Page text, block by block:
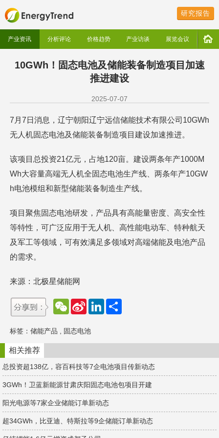
研究报告
产业资讯 分析评论 价格趋势 产业访谈 展览会议
10GWh！固态电池及储能装备制造项目加速
推进建设
2025-07-07
7月7日消息，辽宁朝阳辽宁远信储能技术有限公司10GWh
无人机固态电池及储能装备制造项目建设加速推进。
该项目总投资21亿元，占地120亩。建设两条年产1000M
Wh大容量高端无人机全固态电池生产线、两条年产10GW
h电池模组和新型储能装备制造生产线。
项目聚焦固态电池研发，产品具有高能量密度、高安全性
等特性，可广泛应用于无人机、高性能电动车、特种航天
及军工等领域，可有效满足多领域对高端储能及电池产品
的需求。
来源：北极星储能网
W
e
a
t
S
a
W
e
b
o
L
d
n
标签： 储能产品 固态电池
相关推荐
总投资超138亿，容百科技等7企电池项目传新动态
3GWh！卫蓝新能源甘肃庆阳固态电池包项目开建
阳光电源等7家企业储能订单新动态
超34GWh，比亚迪、特斯拉等9企储能订单新动态